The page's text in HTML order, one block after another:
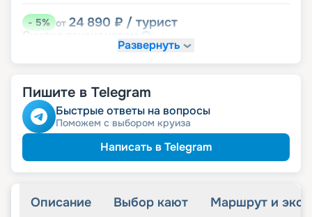
-5% от 24 890 ₽ / турист
Скидка
именинникамРазвернуть
Пишите в Telegram
Быстрые ответы на вопросы
Поможем с выбором круиза
Написать в Telegram
Описание Выбор кают Маршрут и